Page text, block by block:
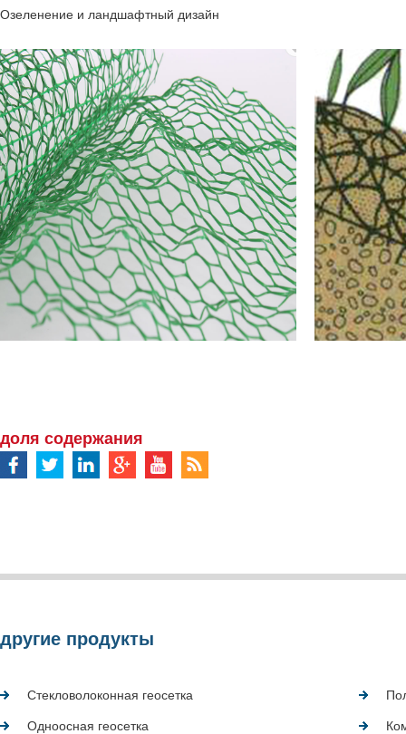
Озеленение и ландшафтный дизайн
доля содержания
другие продукты
Стекловолоконная геосетка
Одноосная геосетка